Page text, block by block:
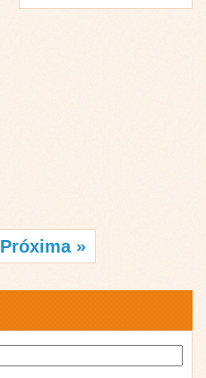
Próxima »